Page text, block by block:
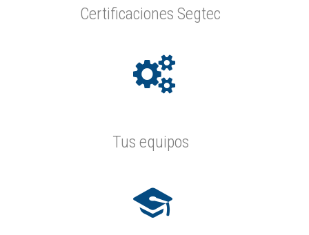
Certificaciones Segtec
Tus equipos